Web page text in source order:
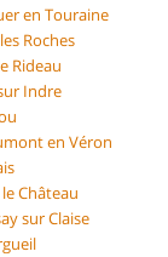
en Touraine
Roches
Rideau
Indre
en Véron
Château
sur Claise